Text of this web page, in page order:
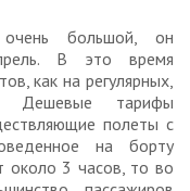
очень большой, он
В это время
как на регулярных,
Дешевые тарифы
полеты с
на борту
около 3 часов, то во